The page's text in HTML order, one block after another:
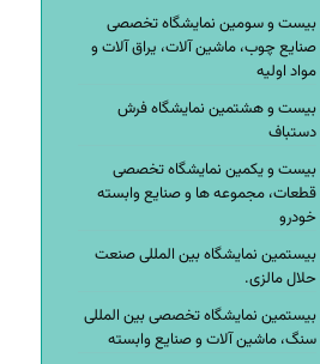
بیست و سومین نمایشگاه تخصصی
صنایع چوب، ماشین آلات، یراق آلات و
مواد اولیه
بیست و هشتمین نمایشگاه فرش
دستباف
بیست و یکمین نمایشگاه تخصصی
قطعات، مجموعه ها و صنایع وابسته
خودرو
بیستمین نمایشگاه بین المللی صنعت
حلال مالزی.
بیستمین نمایشگاه تخصصی بین المللی
سنگ، ماشین آلات و صنایع وابسته